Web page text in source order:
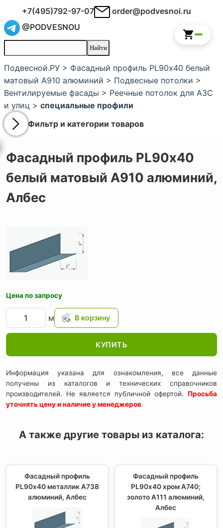
+7(495)792-97-07
order@podvesnoi.ru
@PODVESNOU
Подвесной.РУ > Фасадный профиль PL90х40 белый
матовый А910 алюминий > Подвесные потолки >
Вентилируемые фасады > Реечные потолок для АЗС
и улиц > специальные профили
Фильтр и категории товаров
Фасадный профиль PL90х40
белый матовый А910 алюминий,
Албес
Цена по запросу
м
КУПИТЬ
Информация указана для ознакомления, все данные
получены из каталогов и технических справочников
производителей. Не является публичной офертой. Просьба
уточнять цену и наличие у менеджеров
А также другие товары из каталога:
Фасадный профиль
PL90х40 металлик А738
алюминий, Албес
Фасадный профиль
PL90х40 хром А740;
золото А111 алюминий,
Албес